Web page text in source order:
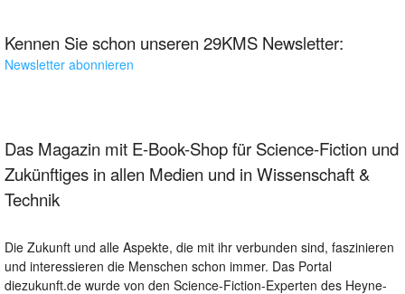
Kennen Sie schon unseren 29KMS Newsletter:
Newsletter abonnieren
Das Magazin mit E-Book-Shop für Science-Fiction und
Zukünftiges in allen Medien und in Wissenschaft &
Technik
Die Zukunft und alle Aspekte, die mit ihr verbunden sind, faszinieren
und interessieren die Menschen schon immer. Das Portal
diezukunft.de wurde von den Science-Fiction-Experten des Heyne-